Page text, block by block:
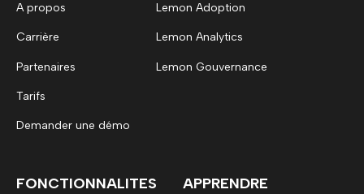
A propos
Carrière
Partenaires
Tarifs
Demander une démo
Lemon Adoption
Lemon Analytics
Lemon Gouvernance
FONCTIONNALITES APPRENDRE